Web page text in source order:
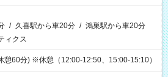
/ 久喜駅から車20分 / 鴻巣駅から車20分
ィクス
憩60分) ※休憩（12:00-12:50、15:00-15:10）